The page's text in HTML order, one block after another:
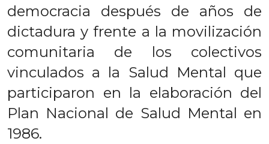
democracia después de años de
dictadura y frente a la movilización
comunitaria de los colectivos
vinculados a la Salud Mental que
participaron en la elaboración del
Plan Nacional de Salud Mental en
1986.